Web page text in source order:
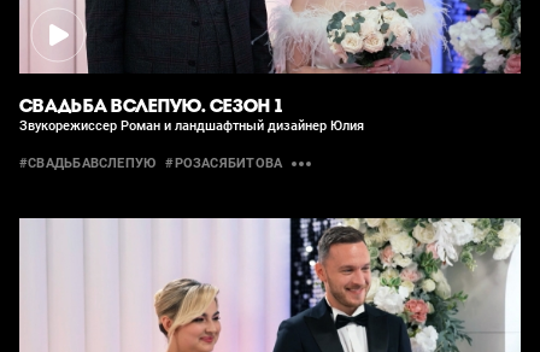
СВАДЬБА ВСЛЕПУЮ. СЕЗОН 1
Звукорежиссер Роман и ландшафтный дизайнер Юлия
#СВАДЬБАВСЛЕПУЮ #РОЗАСЯБИТОВА